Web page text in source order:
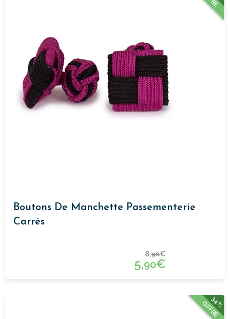
Boutons De Manchette Passementerie
Carrés
8,90€
5,90€
34%
OFFRE